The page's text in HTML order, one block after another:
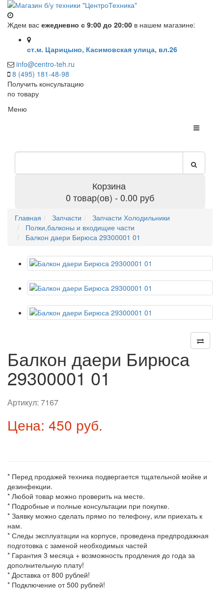
Ждем вас ежедневно с 9:00 до 20:00 в нашем магазине:
ст.м. Царицыно, Касимовская улица, вл.26
info@centro-teh.ru
8 (495) 181-48-98
Получить консультацию
по товару
Меню
Корзина
0 товар(ов) - 0.00 руб
Главная Запчасти
Запчасти Холодильники
Полки,балконы и входищие части
Балкон даери Бирюса 29300001 01
Балкон даери Бирюса
29300001 01
Артикул: 7167
Цена: 450 руб.
* Перед продажей техника подвергается тщательной мойке и
дезинфекции.
* Любой товар можно проверить на месте.
* Подробные и полные консультации при покупке.
* Заявку можно сделать прямо по телефону, или приехать к
нам.
* Следы эксплуатации на корпусе, проведена предпродажная
подготовка с заменой необходимых частей
* Гарантия 3 месяца + возможность продления до года за
дополнительную плату!
* Доставка от 800 рублей!
* Подключение от 500 рублей!